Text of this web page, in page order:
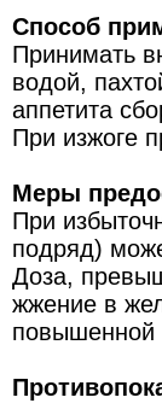
Способ
Принимать
водой,
аппетита
При изжоге
Меры
При
подряд)
Доза,
жжение в
повышенной